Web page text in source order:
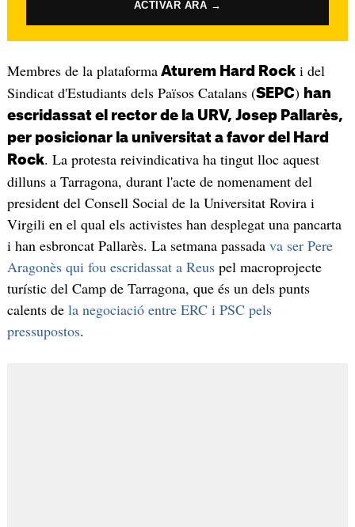
ACTIVAR ARA →
Membres de la plataformaAturem Hard Rocki del
Sindicat d'Estudiants dels Països Catalans (SEPC) han
escridassat el rector de la URV, Josep Pallarès,
per posicionar la universitat a favor del Hard
Rock. La protesta reivindicativa ha tingut lloc aquest
dilluns a Tarragona, durant l'acte de nomenament del
president del Consell Social de la Universitat Rovira i
Virgili en el qual els activistes han desplegat una pancarta
i han esbroncat Pallarès. La setmana passada va ser Pere
Aragonès qui fou escridassat a Reuspel macroprojecte
turístic del Camp de Tarragona, que és un dels punts
calents de la negociació entre ERC i PSC pels
pressupostos.